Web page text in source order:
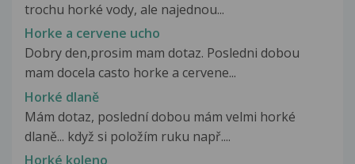
trochu horké vody, ale najednou...
Horke a cervene ucho
Dobry den,prosim mam dotaz. Posledni dobou
mam docela casto horke a cervene...
Horké dlaně
Mám dotaz, poslední dobou mám velmi horké
dlaně... když si položím ruku např....
Horké koleno